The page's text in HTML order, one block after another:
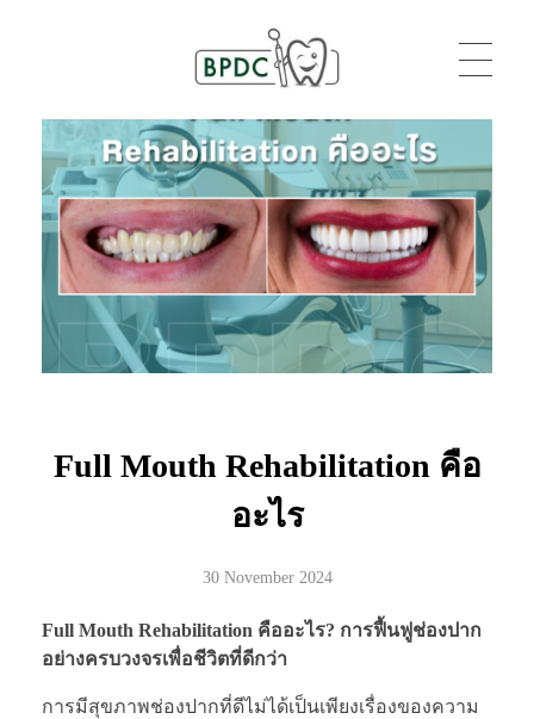
BPDC
แค่เว็บเวิร์ดเพรสเว็บหนึ่ง
Full Mouth Rehabilitation คือ
อะไร
30 November 2024
Full Mouth Rehabilitation คืออะไร? การฟื้นฟูช่องปาก
อย่างครบวงจรเพื่อชีวิตที่ดีกว่า
การมีสุขภาพช่องปากที่ดีไม่ได้เป็นเพียงเรื่องของความ